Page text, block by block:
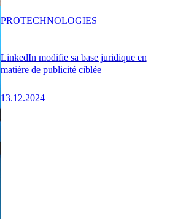
LinkedIn modifie sa base juridique en
matière de publicité ciblée
13.12.2024
PROTECHNOLOGIES